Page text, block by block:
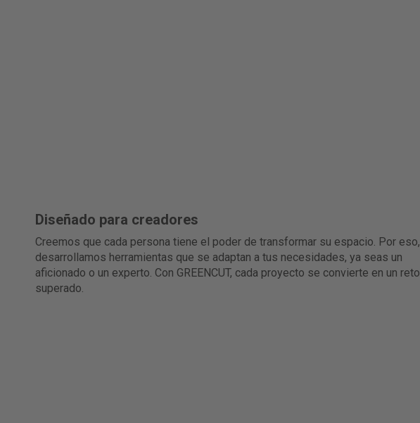
Diseñado para creadores
Creemos que cada persona tiene el poder de transformar su espacio. Por eso,
desarrollamos herramientas que se adaptan a tus necesidades, ya seas un
aficionado o un experto. Con GREENCUT, cada proyecto se convierte en un reto
superado.